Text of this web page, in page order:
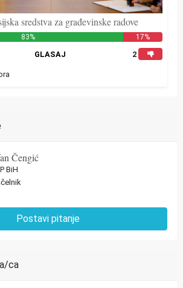
sredstva za građevinske radove
83% 17%
GLASAJ 2
Čengić
BiH
Postavi pitanje
ca